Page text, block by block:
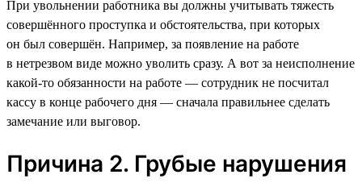
При увольнении работника вы должны учитывать тяжесть
совершённого проступка и обстоятельства, при которых
он был совершён. Например, за появление на работе
в нетрезвом виде можно уволить сразу. А вот за неисполнение
какой-то обязанности на работе — сотрудник не посчитал
кассу в конце рабочего дня — сначала правильнее сделать
замечание или выговор.
Причина 2. Грубые нарушения